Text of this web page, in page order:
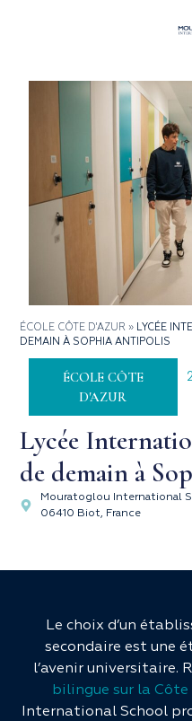
ÉCOLE CÔTE D'AZUR »
LYCÉE
DEMAIN À SOPHIA ANTIPOLIS
ÉCOLE CÔTE
D'AZUR
Lycée
de demain à
Mouratoglou International
06410 Biot, France
Le choix d’un
secondaire est une
l’avenir universitaire.
bilingue sur la Côte
International School